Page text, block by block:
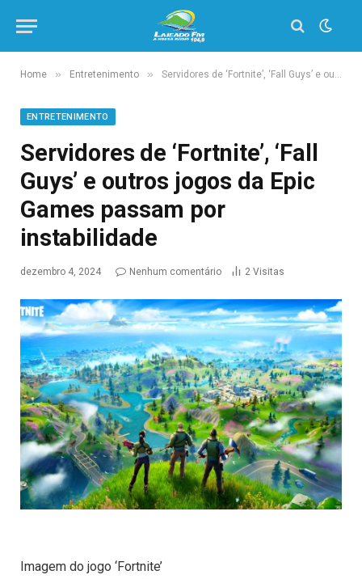
Home » Entretenimento » Servidores de ‘Fortnite’, ‘Fall Guys’ e outros jogos da Epic Games passam por instabilidade
ENTRETENIMENTO
Servidores de ‘Fortnite’, ‘Fall
Guys’ e outros jogos da Epic
Games passam por
instabilidade
dezembro 4, 2024 Nenhum comentário 2 Visitas
Imagem do jogo ‘Fortnite’